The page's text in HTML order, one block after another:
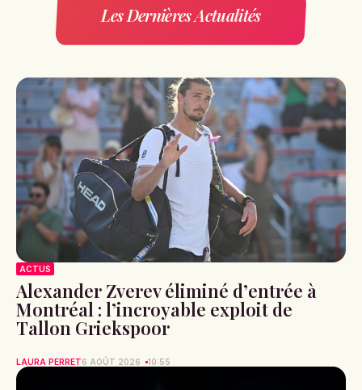
Les Dernières Actualités
ACTUS
Alexander Zverev éliminé d’entrée à
Montréal : l’incroyable exploit de
Tallon Griekspoor
LAURA PERRET6 AOÛT 2026 10:55